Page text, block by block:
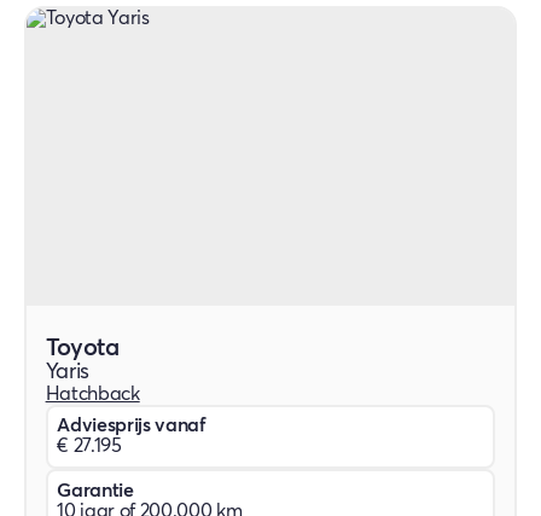
Toyota
Yaris
Hatchback
Adviesprijs vanaf
€ 27.195
Garantie
10 jaar of 200.000 km